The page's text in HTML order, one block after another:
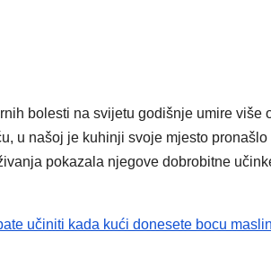
bolesti na svijetu godišnje umire više
u našoj je kuhinji svoje mjesto
pokazala njegove dobrobitne
učiniti kada kući donesete bocu